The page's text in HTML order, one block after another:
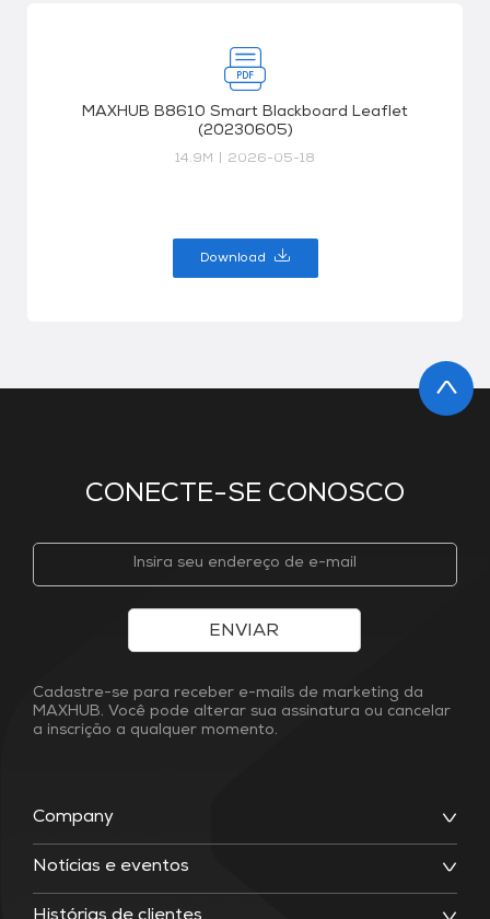
MAXHUB B8610 Smart Blackboard Leaflet
(20230605)
14.9M 2026-05-18
Download
CONECTE-SE CONOSCO
Company
Notícias e eventos
ENVIAR
Cadastre-se para receber e-mails de marketing da
MAXHUB. Você pode alterar sua assinatura ou cancelar
a inscrição a qualquer momento.